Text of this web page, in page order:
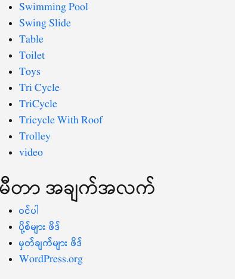
Swimming Pool
Swing Slide
Table
Toilet
Toys
Tri Cycle
TriCycle
Tricycle With Roof
Trolley
video
မီတာ အချက်အလက်
ဝင်ပါ
ပို့စ်များ ဖိဒ်
မှတ်ချက်များ ဖိဒ်
WordPress.org